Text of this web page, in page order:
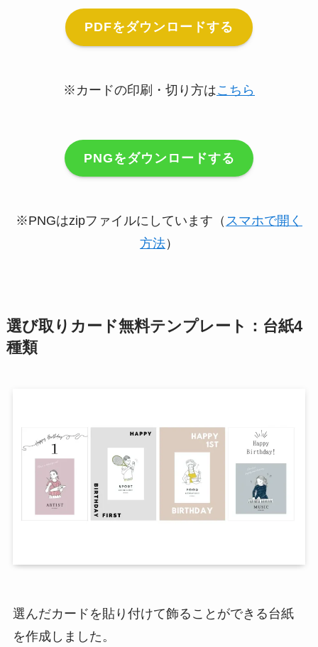
PDFをダウンロードする
※カードの印刷・切り方はこちら
PNGをダウンロードする
※PNGはzipファイルにしています（ スマホで開く
方法）
選び取りカード無料テンプレート：台紙4
種類
選んだカードを貼り付けて飾ることができる台紙
を作成しました。